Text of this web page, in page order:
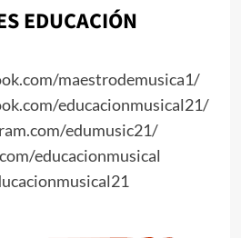
EDUCACIÓN
maestrodemusica1/
educacionmusical21/
edumusic21/
educacionmusical